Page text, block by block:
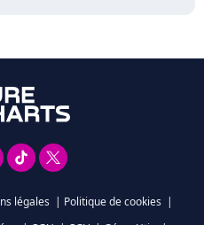
légales | Politique de cookies |